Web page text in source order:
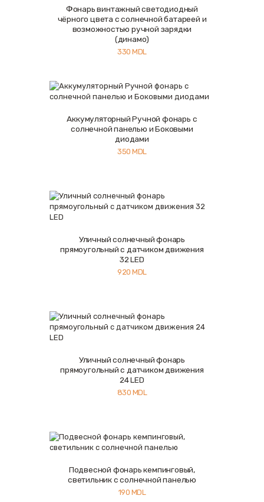
Купить Подробнее
Фонарь винтажный светодиодный
чёрного цвета c солнечной батареей и
возможностью ручной зарядки
(динамо)
330MDL
Купить Подробнее
Аккумуляторный Ручной фонарь с
солнечной панелью и Боковыми
диодами
350MDL
Купить Подробнее
Уличный солнечный фонарь
прямоугольный с датчиком движения
32 LED
920MDL
Купить Подробнее
Уличный солнечный фонарь
прямоугольный с датчиком движения
24 LED
830 MDL
Купить Подробнее
Подвесной фонарь кемпинговый,
светильник c солнечной панелью
190 MDL